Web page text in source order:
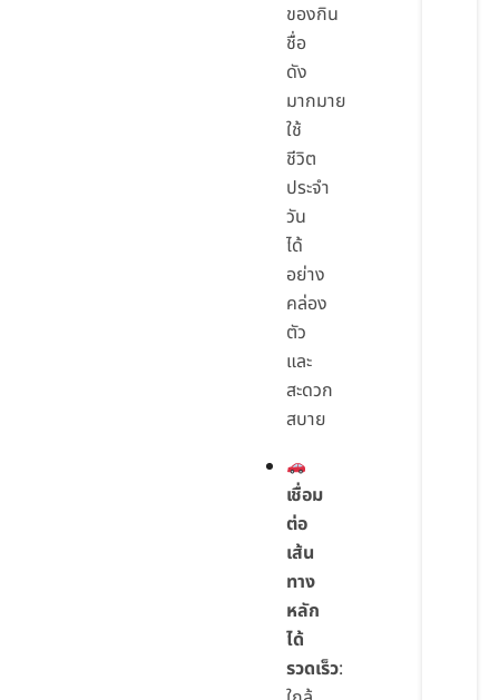
ของกิน
ชื่อ
ดัง
มากมาย
ใช้
ชีวิต
ประจำ
วัน
ได้
อย่าง
คล่อง
ตัว
และ
สะดวก
สบาย
เชื่อม
ต่อ
เส้น
ทาง
หลัก
ได้
รวดเร็ว: